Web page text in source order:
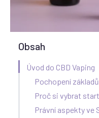
Obsah
Úvod do CBD Vaping
Pochopení
Proč si vybrat
Právní aspekty ve